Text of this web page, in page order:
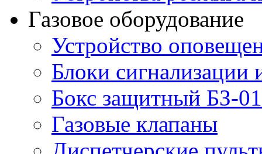
Газовое оборудование
Устройство
Блоки сигнализации
Бокс защитный БЗ-01
Газовые клапаны